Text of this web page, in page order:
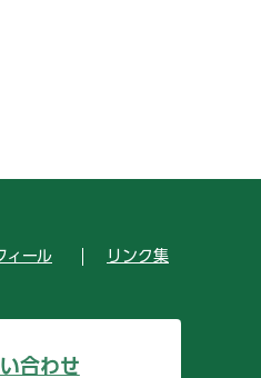
ィール リンク集
合わせ